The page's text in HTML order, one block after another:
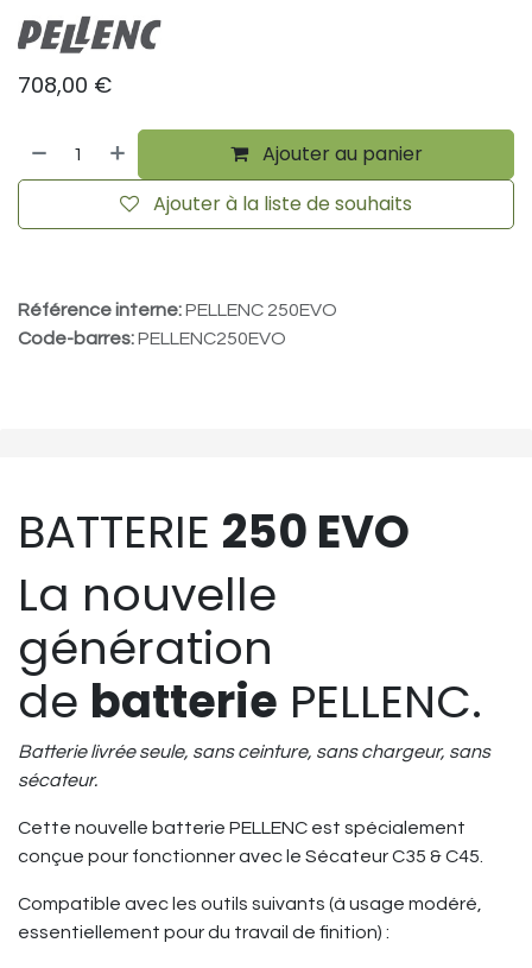
708,00 €
Ajouter au panier
Ajouter à la liste de souhaits
Référence interne:PELLENC 250EVO
Code-barres:PELLENC250EVO
BATTERIE 250 EVO
La nouvelle
génération
de batterie PELLENC.
Batterie livrée seule, sans ceinture, sans chargeur, sans
sécateur.
Cette nouvelle batterie PELLENC est spécialement
conçue pour fonctionner avec le Sécateur C35 & C45.
Compatible avec les outils suivants (à usage modéré,
essentiellement pour du travail de finition) :